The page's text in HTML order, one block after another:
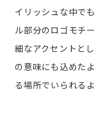
イリッシュな中で
ル部分のロゴモチ
細なアクセントと
の意味にも込めた
る場所でいられる